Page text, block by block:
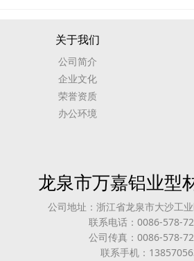
关于我们
公司简介
企业文化
荣誉资质
办公环境
龙泉市万嘉铝业型
公司地址：浙江省龙泉市大沙工
联系电话：0086-578-
公司传真：0086-578-
联系手机：